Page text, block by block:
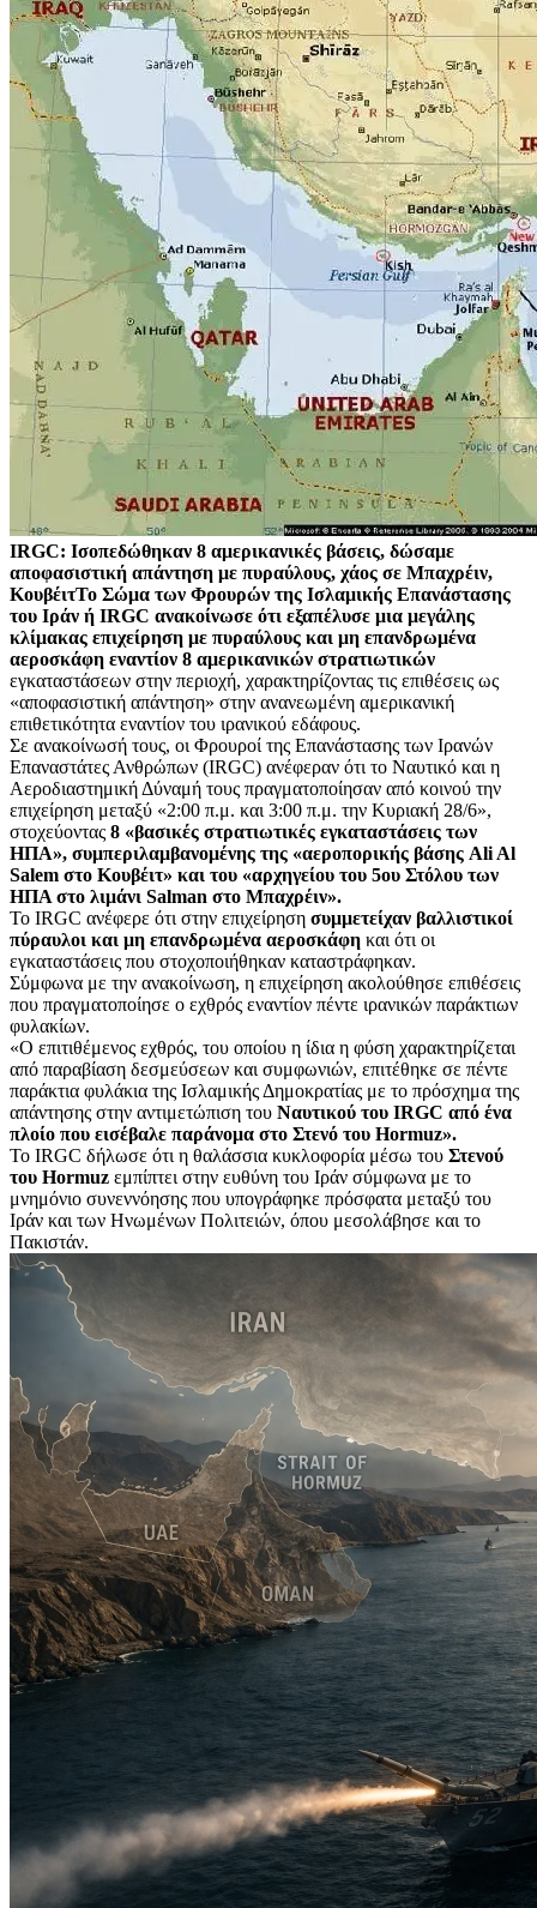
IRGC: Ισοπεδώθηκαν 8 αμερικανικές βάσεις, δώσαμε
αποφασιστική απάντηση με πυραύλους, χάος σε Μπαχρέιν,
ΚουβέιτΤο Σώμα των Φρουρών της Ισλαμικής Επανάστασης
του Ιράν ή IRGC ανακοίνωσε ότι εξαπέλυσε μια μεγάλης
κλίμακας επιχείρηση με πυραύλους και μη επανδρωμένα
αεροσκάφη εναντίον 8 αμερικανικών στρατιωτικών
εγκαταστάσεων στην περιοχή, χαρακτηρίζοντας τις επιθέσεις ως
«αποφασιστική απάντηση» στην ανανεωμένη αμερικανική
επιθετικότητα εναντίον του ιρανικού εδάφους.
Σε ανακοίνωσή τους, οι Φρουροί της Επανάστασης των Ιρανών
Επαναστάτες Ανθρώπων (IRGC) ανέφεραν ότι το Ναυτικό και η
Αεροδιαστημική Δύναμή τους πραγματοποίησαν από κοινού την
επιχείρηση μεταξύ «2:00 π.μ. και 3:00 π.μ. την Κυριακή 28/6»,
στοχεύοντας 8 «βασικές στρατιωτικές εγκαταστάσεις των
ΗΠΑ», συμπεριλαμβανομένης της «αεροπορικής βάσης Ali Al
Salem στο Κουβέιτ» και του «αρχηγείου του 5ου Στόλου των
ΗΠΑ στο λιμάνι Salman στο Μπαχρέιν».
Το IRGC ανέφερε ότι στην επιχείρηση συμμετείχαν βαλλιστικοί
πύραυλοι και μη επανδρωμένα αεροσκάφη και ότι οι
εγκαταστάσεις που στοχοποιήθηκαν καταστράφηκαν.
Σύμφωνα με την ανακοίνωση, η επιχείρηση ακολούθησε επιθέσεις
που πραγματοποίησε ο εχθρός εναντίον πέντε ιρανικών παράκτιων
φυλακίων.
«Ο επιτιθέμενος εχθρός, του οποίου η ίδια η φύση χαρακτηρίζεται
από παραβίαση δεσμεύσεων και συμφωνιών, επιτέθηκε σε πέντε
παράκτια φυλάκια της Ισλαμικής Δημοκρατίας με το πρόσχημα της
απάντησης στην αντιμετώπιση του Ναυτικού του IRGC από ένα
πλοίο που εισέβαλε παράνομα στο Στενό του Hormuz».
Το IRGC δήλωσε ότι η θαλάσσια κυκλοφορία μέσω του Στενού
του Hormuz εμπίπτει στην ευθύνη του Ιράν σύμφωνα με το
μνημόνιο συνεννόησης που υπογράφηκε πρόσφατα μεταξύ του
Ιράν και των Ηνωμένων Πολιτειών, όπου μεσολάβησε και το
Πακιστάν.